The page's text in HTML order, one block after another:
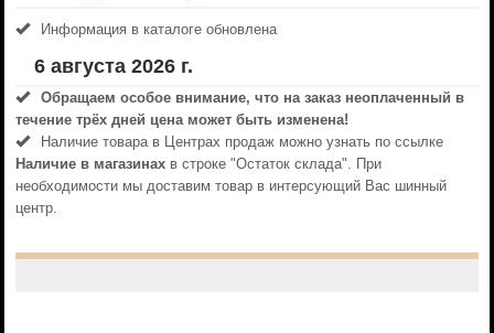
Информация в каталоге обновлена
6 августа 2026 г.
Обращаем особое внимание, что на заказ неоплаченный в
течениe трёх дней цена может быть изменена!
Наличие товара в Центрах продаж можно узнать по ссылке
Наличие в магазинахв строке "Остаток склада". При
необходимости мы доставим товар в интерсующий Вас шинный
центр.